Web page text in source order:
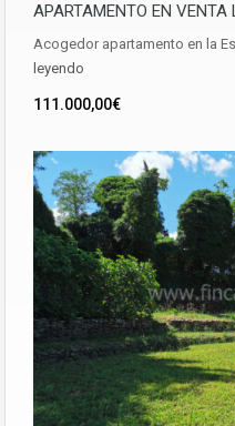
APARTAMENTO EN
Acogedor apartamento en la
leyendo
111.000,00€